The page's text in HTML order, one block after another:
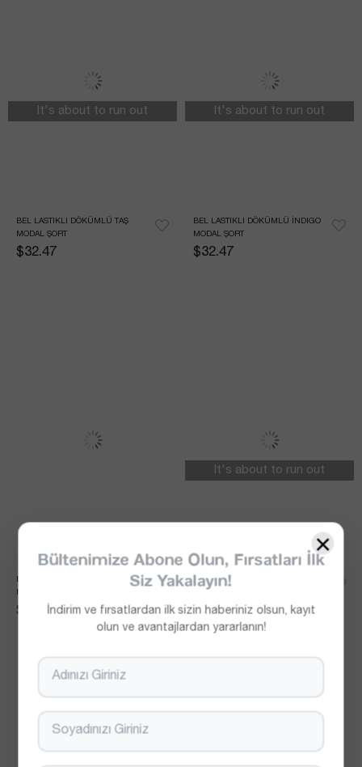
BEL LASTIKLI DÖKÜMLÜ TAŞ
MODAL ŞORT
$32.47
It's about to run out
BEL LASTIKLI DÖKÜMLÜ İNDIGO
MODAL ŞORT
$32.47
It's about to run out
BEL LASTIKLI DÖKÜMLÜ EKRU
MODAL ŞORT
$32.47
İNCE BEL LASTIKLI DÖKÜMLÜ TAŞ
$37.34
It's about to run out
×
Bültenimize Abone Olun, Fırsatları İlk
Siz Yakalayın!
İndirim ve fırsatlardan ilk sizin haberiniz olsun, kayıt
olun ve avantajlardan yararlanın!